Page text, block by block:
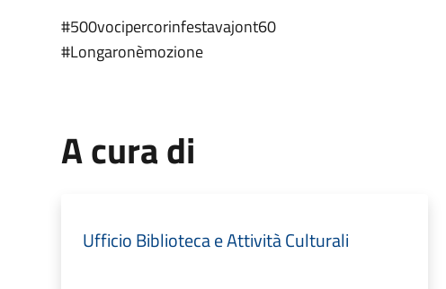
#500vocipercorinfestavajont60
#Longaronèmozione
A cura di
Ufficio Biblioteca e Attività Culturali